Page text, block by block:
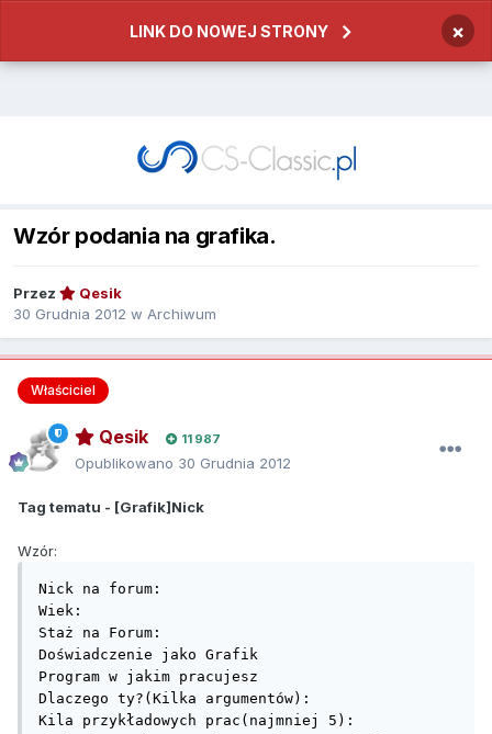
LINK DO NOWEJ STRONY ×
Wzór podania na grafika.
Przez
Qesik
30 Grudnia 2012 w Archiwum
Właściciel
Qesik 11 987
Opublikowano 30 Grudnia 2012
Tag tematu - [Grafik]Nick
Wzór:
Nick na forum:
Wiek:
Staż na Forum:
Doświadczenie jako Grafik
Program w jakim pracujesz
Dlaczego ty?(Kilka argumentów):
Kila przykładowych prac(najmniej 5):